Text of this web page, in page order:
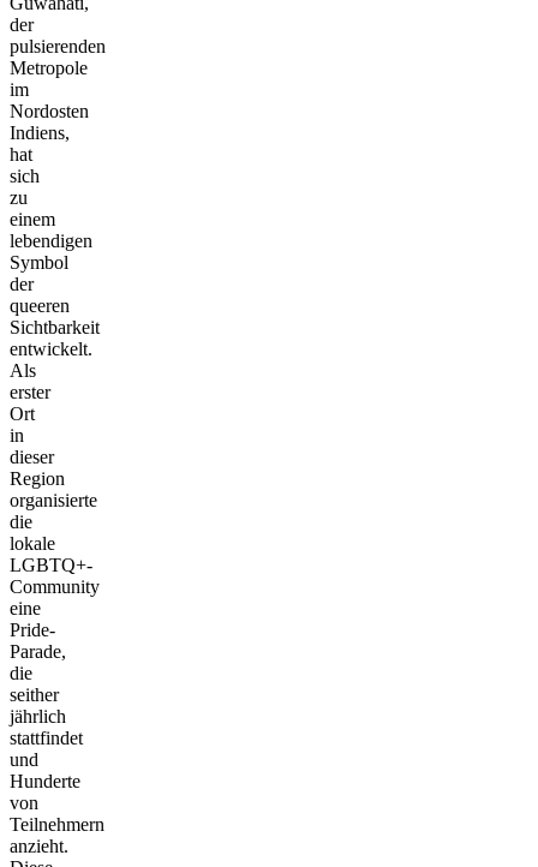
der
pulsierenden
Metropole
im
Nordosten
Indiens,
hat
sich
zu
einem
lebendigen
Symbol
der
queeren
Sichtbarkeit
entwickelt.
Als
erster
Ort
in
dieser
Region
organisierte
die
lokale
LGBTQ+-
Community
eine
Pride-
Parade,
die
seither
jährlich
stattfindet
und
Hunderte
von
Teilnehmern
anzieht.